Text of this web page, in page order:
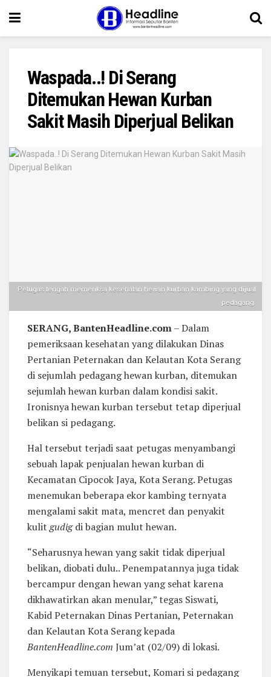
Waspada..! Di Serang
Ditemukan Hewan Kurban
Sakit Masih Diperjual Belikan
Petugas tengah memeriksa kesehatan hewan kurban kambing yang dijual
pedagang.
SERANG, BantenHeadline.com– Dalam
pemeriksaan kesehatan yang dilakukan Dinas
Pertanian Peternakan dan Kelautan Kota Serang
di sejumlah pedagang hewan kurban, ditemukan
sejumlah hewan kurban dalam kondisi sakit.
Ironisnya hewan kurban tersebut tetap diperjual
belikan si pedagang.
Hal tersebut terjadi saat petugas menyambangi
sebuah lapak penjualan hewan kurban di
Kecamatan Cipocok Jaya, Kota Serang. Petugas
menemukan beberapa ekor kambing ternyata
mengalami sakit mata, mencret dan penyakit
kulitgudigdi bagian mulut hewan.
“Seharusnya hewan yang sakit tidak diperjual
belikan, diobati dulu.. Penempatannya juga tidak
bercampur dengan hewan yang sehat karena
dikhawatirkan akan menular,” tegas Siswati,
Kabid Peternakan Dinas Pertanian, Peternakan
dan Kelautan Kota Serang kepada
BantenHeadline.com Jum’at (02/09) di lokasi.
Menyikapi temuan tersebut, Komari si pedagang